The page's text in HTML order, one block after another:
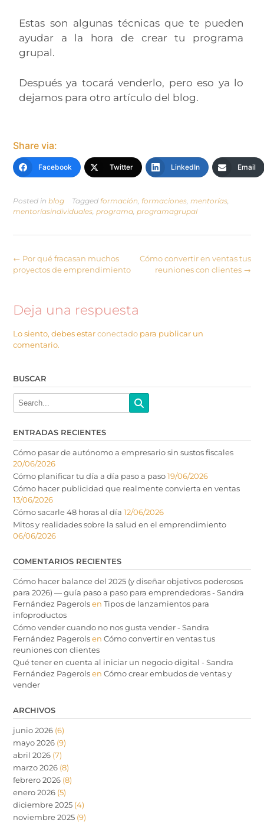
Estas son algunas técnicas que te pueden
ayudar a la hora de crear tu programa
grupal.
Después ya tocará venderlo, pero eso ya lo
dejamos para otro artículo del blog.
Share via:
Facebook Twitter LinkedIn Email
Posted in blog Tagged formación, formaciones, mentorías,
mentoríasindividuales, programa, programagrupal
← Por qué fracasan muchos
proyectos de emprendimiento
Cómo convertir en ventas tus
reuniones con clientes →
Deja una respuesta
Lo siento, debes estarconectado para publicar un
comentario.
BUSCAR
ENTRADAS RECIENTES
Cómo pasar de autónomo a empresario sin sustos fiscales
20/06/2026
Cómo planificar tu día a día paso a paso19/06/2026
Cómo hacer publicidad que realmente convierta en ventas
13/06/2026
Cómo sacarle 48 horas al día 12/06/2026
Mitos y realidades sobre la salud en el emprendimiento
06/06/2026
COMENTARIOS RECIENTES
Cómo hacer balance del 2025 (y diseñar objetivos poderosos
para 2026) — guía paso a paso para emprendedoras - Sandra
Fernández Pagerolsen Tipos de lanzamientos para
infoproductos
Cómo vender cuando no nos gusta vender - Sandra
Fernández Pagerolsen Cómo convertir en ventas tus
reuniones con clientes
Qué tener en cuenta al iniciar un negocio digital - Sandra
Fernández Pagerolsen Cómo crear embudos de ventas y
vender
ARCHIVOS
junio 2026 (6)
mayo 2026 (9)
abril 2026 (7)
marzo 2026 (8)
febrero 2026 (8)
enero 2026 (5)
diciembre 2025 (4)
noviembre 2025 (9)